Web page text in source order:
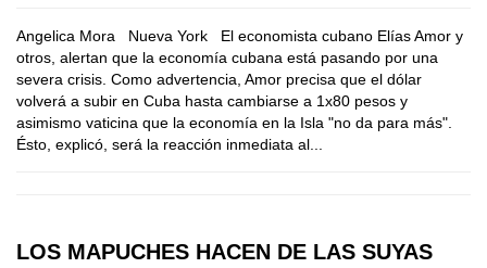
Angelica Mora Nueva York El economista cubano Elías Amor y
otros, alertan que la economía cubana está pasando por una
severa crisis. Como advertencia, Amor precisa que el dólar
volverá a subir en Cuba hasta cambiarse a 1x80 pesos y
asimismo vaticina que la economía en la Isla "no da para más".
Ésto, explicó, será la reacción inmediata al...
LOS MAPUCHES HACEN DE LAS SUYAS